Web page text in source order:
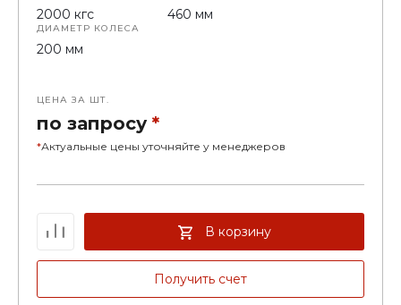
2000 кгс 460 мм
ДИАМЕТР КОЛЕСА
200 мм
ЦЕНА ЗА ШТ.
по запросу *
*Актуальные цены уточняйте у менеджеров
Получить счет
В корзину